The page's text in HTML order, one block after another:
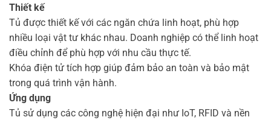
Thiết kế
Tủ được thiết kế với các ngăn chứa linh hoạt, phù hợp
nhiều loại vật tư khác nhau. Doanh nghiệp có thể linh hoạt
điều chỉnh để phù hợp với nhu cầu thực tế.
Khóa điện tử tích hợp giúp đảm bảo an toàn và bảo mật
trong quá trình vận hành.
Ứng dụng
Tủ sử dụng các công nghệ hiện đại như IoT, RFID và nền